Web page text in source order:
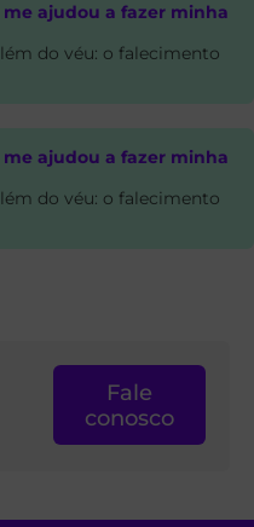
ajudou a fazer minha
do véu: o falecimento
ajudou a fazer minha
do véu: o falecimento
Fale
conosco